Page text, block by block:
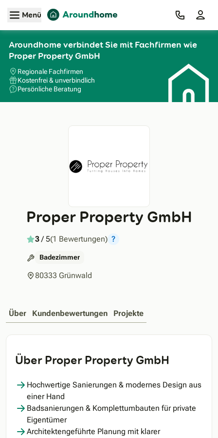
Zum Hauptinhalt
Menü
Aroundhome verbindet Sie mit Fachfirmen wie
Proper Property GmbH
Regionale Fachfirmen
Kostenfrei & unverbindlich
Persönliche Beratung
Proper Property GmbH
3/ 5(1 Bewertungen) ?
Badezimmer
80333 Grünwald
Über Kundenbewertungen Projekte
Über Proper Property GmbH
Hochwertige Sanierungen & modernes Design aus
einer Hand
Badsanierungen & Komplettumbauten für private
Eigentümer
Architektengeführte Planung mit klarer